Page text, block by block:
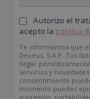
Autorizo el
acepto la política
Te informamos que
Dexeus, S.A.P. Tus
llegar
servicios y
consentimiento
momento puedes
supresión,